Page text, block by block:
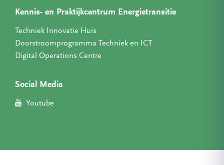
Kennis- en Praktijkcentrum Energietransitie
Techniek Innovatie Huis
Doorstroomprogramma Techniek en ICT
Digital Operations Centre
Social Media
Youtube